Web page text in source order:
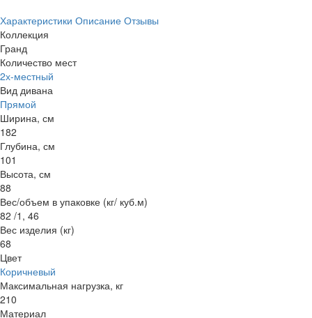
Характеристики Описание Отзывы
Коллекция
Гранд
Количество мест
2х-местный
Вид дивана
Прямой
Ширина, см
182
Глубина, см
101
Высота, см
88
Вес/объем в упаковке (кг/ куб.м)
82 /1, 46
Вес изделия (кг)
68
Цвет
Коричневый
Максимальная нагрузка, кг
210
Материал